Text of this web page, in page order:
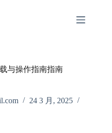
与操作指南指南
24 3 月, 2025